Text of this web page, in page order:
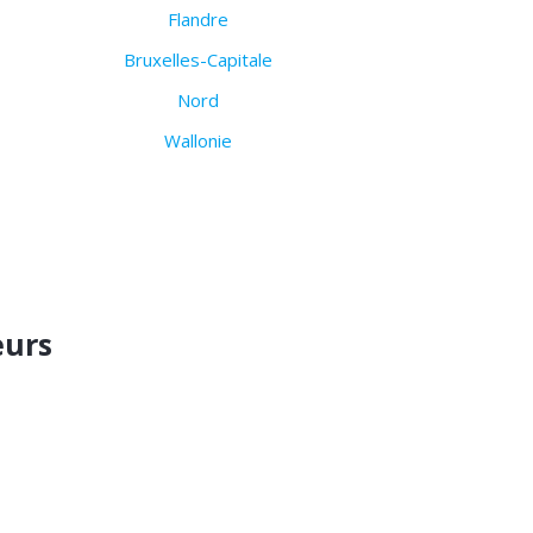
Flandre
Bruxelles-Capitale
Nord
Wallonie